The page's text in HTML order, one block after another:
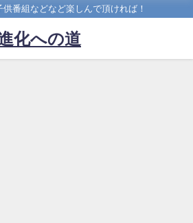
供番組などなど楽しんで頂ければ！
化への道